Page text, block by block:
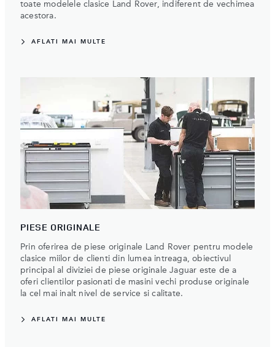
toate modelele clasice Land Rover, indiferent de vechimea
acestora.
AFLATI MAI MULTE
PIESE ORIGINALE
Prin oferirea de piese originale Land Rover pentru modele
clasice miilor de clienti din lumea intreaga, obiectivul
principal al diviziei de piese originale Jaguar este de a
oferi clientilor pasionati de masini vechi produse originale
la cel mai inalt nivel de service si calitate.
AFLATI MAI MULTE